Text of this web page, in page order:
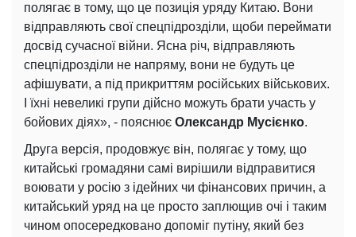
полягає в тому, що це позиція уряду Китаю. Вони
відправляють свої спецпідрозділи, щоби переймати
досвід сучасної війни. Ясна річ, відправляють
спецпідрозділи не напряму, вони не будуть це
афішувати, а під прикриттям російських військових.
І їхні невеликі групи дійсно можуть брати участь у
бойових діях», - пояснює Олександр Мусієнко.
Друга версія, продовжує він, полягає у тому, що
китайські громадяни самі вирішили відправитися
воювати у росію з ідейних чи фінансових причин, а
китайський уряд на це просто заплющив очі і таким
чином опосередковано допоміг путіну, який без